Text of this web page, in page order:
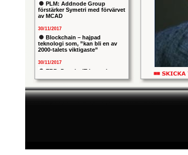
PLM: Addnode Group
förstärker Symetri med förvärvet
av MCAD
30/11/2017
Blockchain – hajpad
teknologi som, ”kan bli en av
2000-talets viktigaste”
30/11/2017
ERP: Danska IT-konsulten
svenska iStone
30/11/2017
Capgemeni tar över
Bildtext:
Combitechs